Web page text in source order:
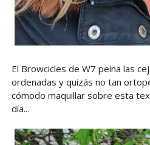
El Browcicles de W7 peina las
ordenadas y quizás no tan
cómodo maquillar sobre esta
día...